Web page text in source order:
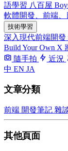
語學習 八百屋
軟體開發、前端
技術學習
深入現代前端開發
Build Your Own X
隨手拍
近況
中 EN JA
文章分類
前端 開發筆記 雜
其他頁面